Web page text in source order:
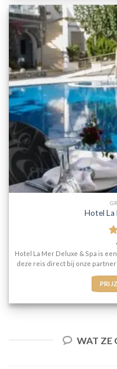
Hotel La
5
Hotel La Mer Deluxe & Spa is
deze reis direct bij onze partner
WAT ZE